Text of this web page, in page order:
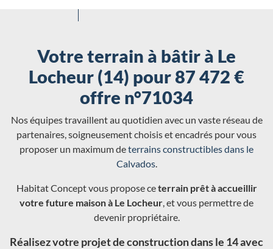
Votre terrain à bâtir à Le
Locheur (14) pour 87 472 €
offre n°71034
Nos équipes travaillent au quotidien avec un vaste réseau de
partenaires, soigneusement choisis et encadrés pour vous
proposer un maximum deterrains constructibles dans le
Calvados.
Habitat Concept vous propose ceterrain prêt à accueillir
votre future maison à Le Locheur, et vous permettre de
devenir propriétaire.
Réalisez votre projet de construction dans le 14 avec